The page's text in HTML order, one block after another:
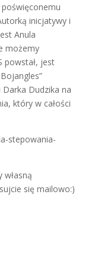
inicjatywy i
Anula
możemy
powstał, jest
Dudzika na
który w całości
stepowania-
własną
się mailowo:)